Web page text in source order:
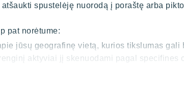
spustelėję nuorodą į poraštę arba
pat norėtume:
jūsų geografinę vietą, kurios tikslumas gali
aktyviai jį skenuodami pagal